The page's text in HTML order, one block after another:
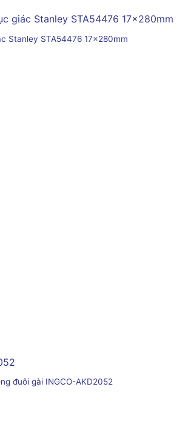
Stanley STA54476 17x280mm
đuôi gài INGCO-AKD2052